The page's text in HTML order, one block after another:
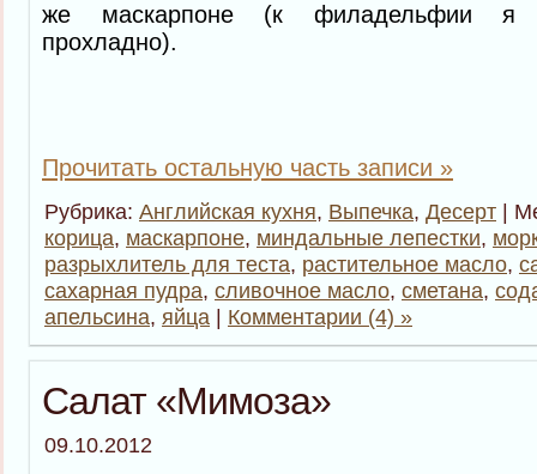
же маскарпоне (к филадельфии я
прохладно).
Прочитать остальную часть записи »
Рубрика: Английская кухня, Выпечка, Десерт |
корица, маскарпоне, миндальные лепестки,
разрыхлитель для теста, растительное масло,
сахарная пудра, сливочное масло, сметана,
апельсина, яйца | Комментарии (4) »
Салат «Мимоза»
09.10.2012